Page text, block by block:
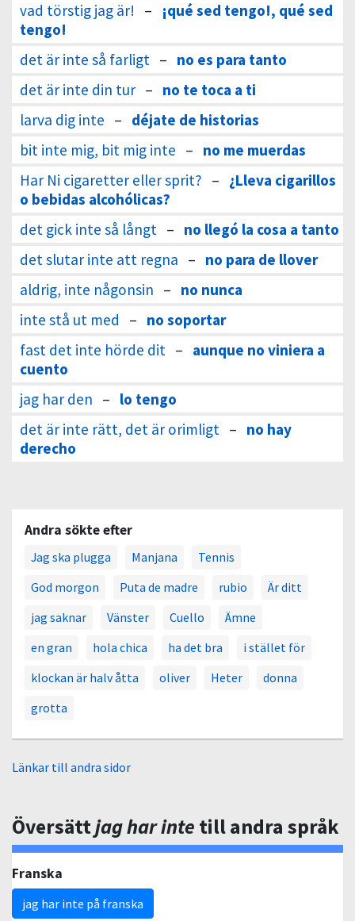
vad törstig jag är! –
¡qué sed tengo!, qué sed
tengo!
det är inte så farligt – no es para tanto
det är inte din tur – no te toca a ti
larva dig inte – déjate de historias
bit inte mig, bit mig inte – no me muerdas
Har Ni cigaretter eller sprit? – ¿Lleva cigarillos
o bebidas alcohólicas?
det gick inte så långt – no llegó la cosa a tanto
det slutar inte att regna – no para de llover
aldrig, inte någonsin – no nunca
inte stå ut med
– no soportar
fast det inte hörde dit – aunque no viniera a
cuento
jag har den – lo tengo
det är inte rätt, det är orimligt – no hay
derecho
Andra sökte efter
Jag ska plugga Manjana
Tennis
God morgon
Puta de madre rubio
Är ditt
jag saknar
Vänster Cuello
Ämne
en gran
hola chica ha det bra
i stället för
klockan är halv åtta
oliver Heter
donna
grotta
Länkar till andra sidor
Översättjag har inte till andra språk
Franska
jag har inte på franska